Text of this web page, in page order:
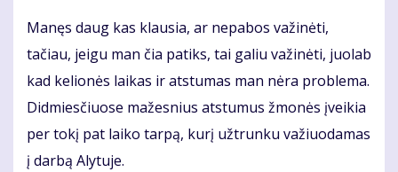
Manęs daug kas klausia, ar nepabos važinėti,
tačiau, jeigu man čia patiks, tai galiu važinėti, juolab
kad kelionės laikas ir atstumas man nėra problema.
Didmiesčiuose mažesnius atstumus žmonės įveikia
per tokį pat laiko tarpą, kurį užtrunku važiuodamas
į darbą Alytuje.